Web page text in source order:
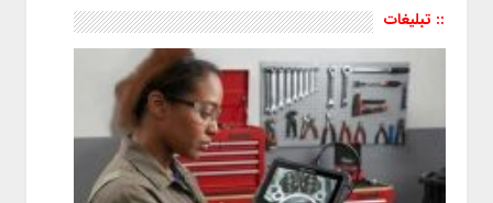
:: تبلیغات